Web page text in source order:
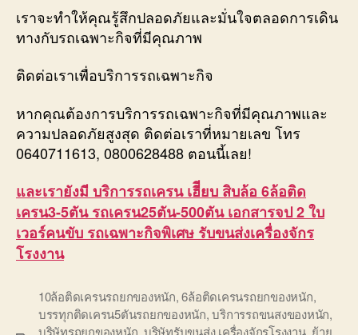
เราจะทำให้คุณรู้สึกปลอดภัยและมั่นใจตลอดการเดิน
ทางกับรถเฉพาะกิจที่มีคุณภาพ
ติดต่อเราเพื่อบริการรถเฉพาะกิจ
หากคุณต้องการบริการรถเฉพาะกิจที่มีคุณภาพและ
ความปลอดภัยสูงสุด ติดต่อเราที่หมายเลข โทร
0640711613, 0800628488 ตอนนี้เลย!
และเรายังมี บริการรถเครน เฮีียบ สิบล้อ 6ล้อติด
เครน3-5ตัน รถเครน25ตัน-500ตัน เอกสารจป 2 ใบ
เวอร์คนขับ รถเฉพาะกิจพิเศษ รับขนส่งเครื่องจักร
โรงงาน
10ล้อติดเครนรถยกของหนัก,6ล้อติดเครนรถยกของหนัก,
บรรทุกติดเครน5ตันรถยกของหนัก,บริการรถขนสงของหนัก,
บริษัทรถยกของหนัก บริษัทรับขนส่ง เครื่องจักรโรงงาน, ย้าย